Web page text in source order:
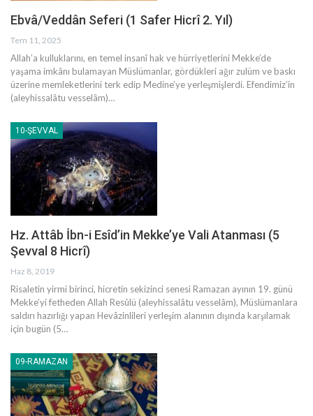
Ebvâ/Veddân Seferi (1 Safer Hicrî 2. Yıl)
Tem 11, 2025
Allah’a kulluklarını, en temel insanî hak ve hürriyetlerini Mekke’de
yaşama imkânı bulamayan Müslümanlar, gördükleri ağır zulüm ve baskı
üzerine memleketlerini terk edip Medine’ye yerleşmişlerdi. Efendimiz’in
(aleyhissalâtu vesselâm)…
10-ŞEVVAL
Hz. Attâb İbn-i Esîd’in Mekke’ye Vali Atanması (5
Şevval 8 Hicrî)
Haz 8, 2019
Risaletin yirmi birinci, hicretin sekizinci senesi Ramazan ayının 19. günü
Mekke’yi fetheden Allah Resûlü (aleyhissalâtu vesselâm), Müslümanlara
saldırı hazırlığı yapan Hevâzinlileri yerleşim alanının dışında karşılamak
için bugün (5…
09-RAMAZAN